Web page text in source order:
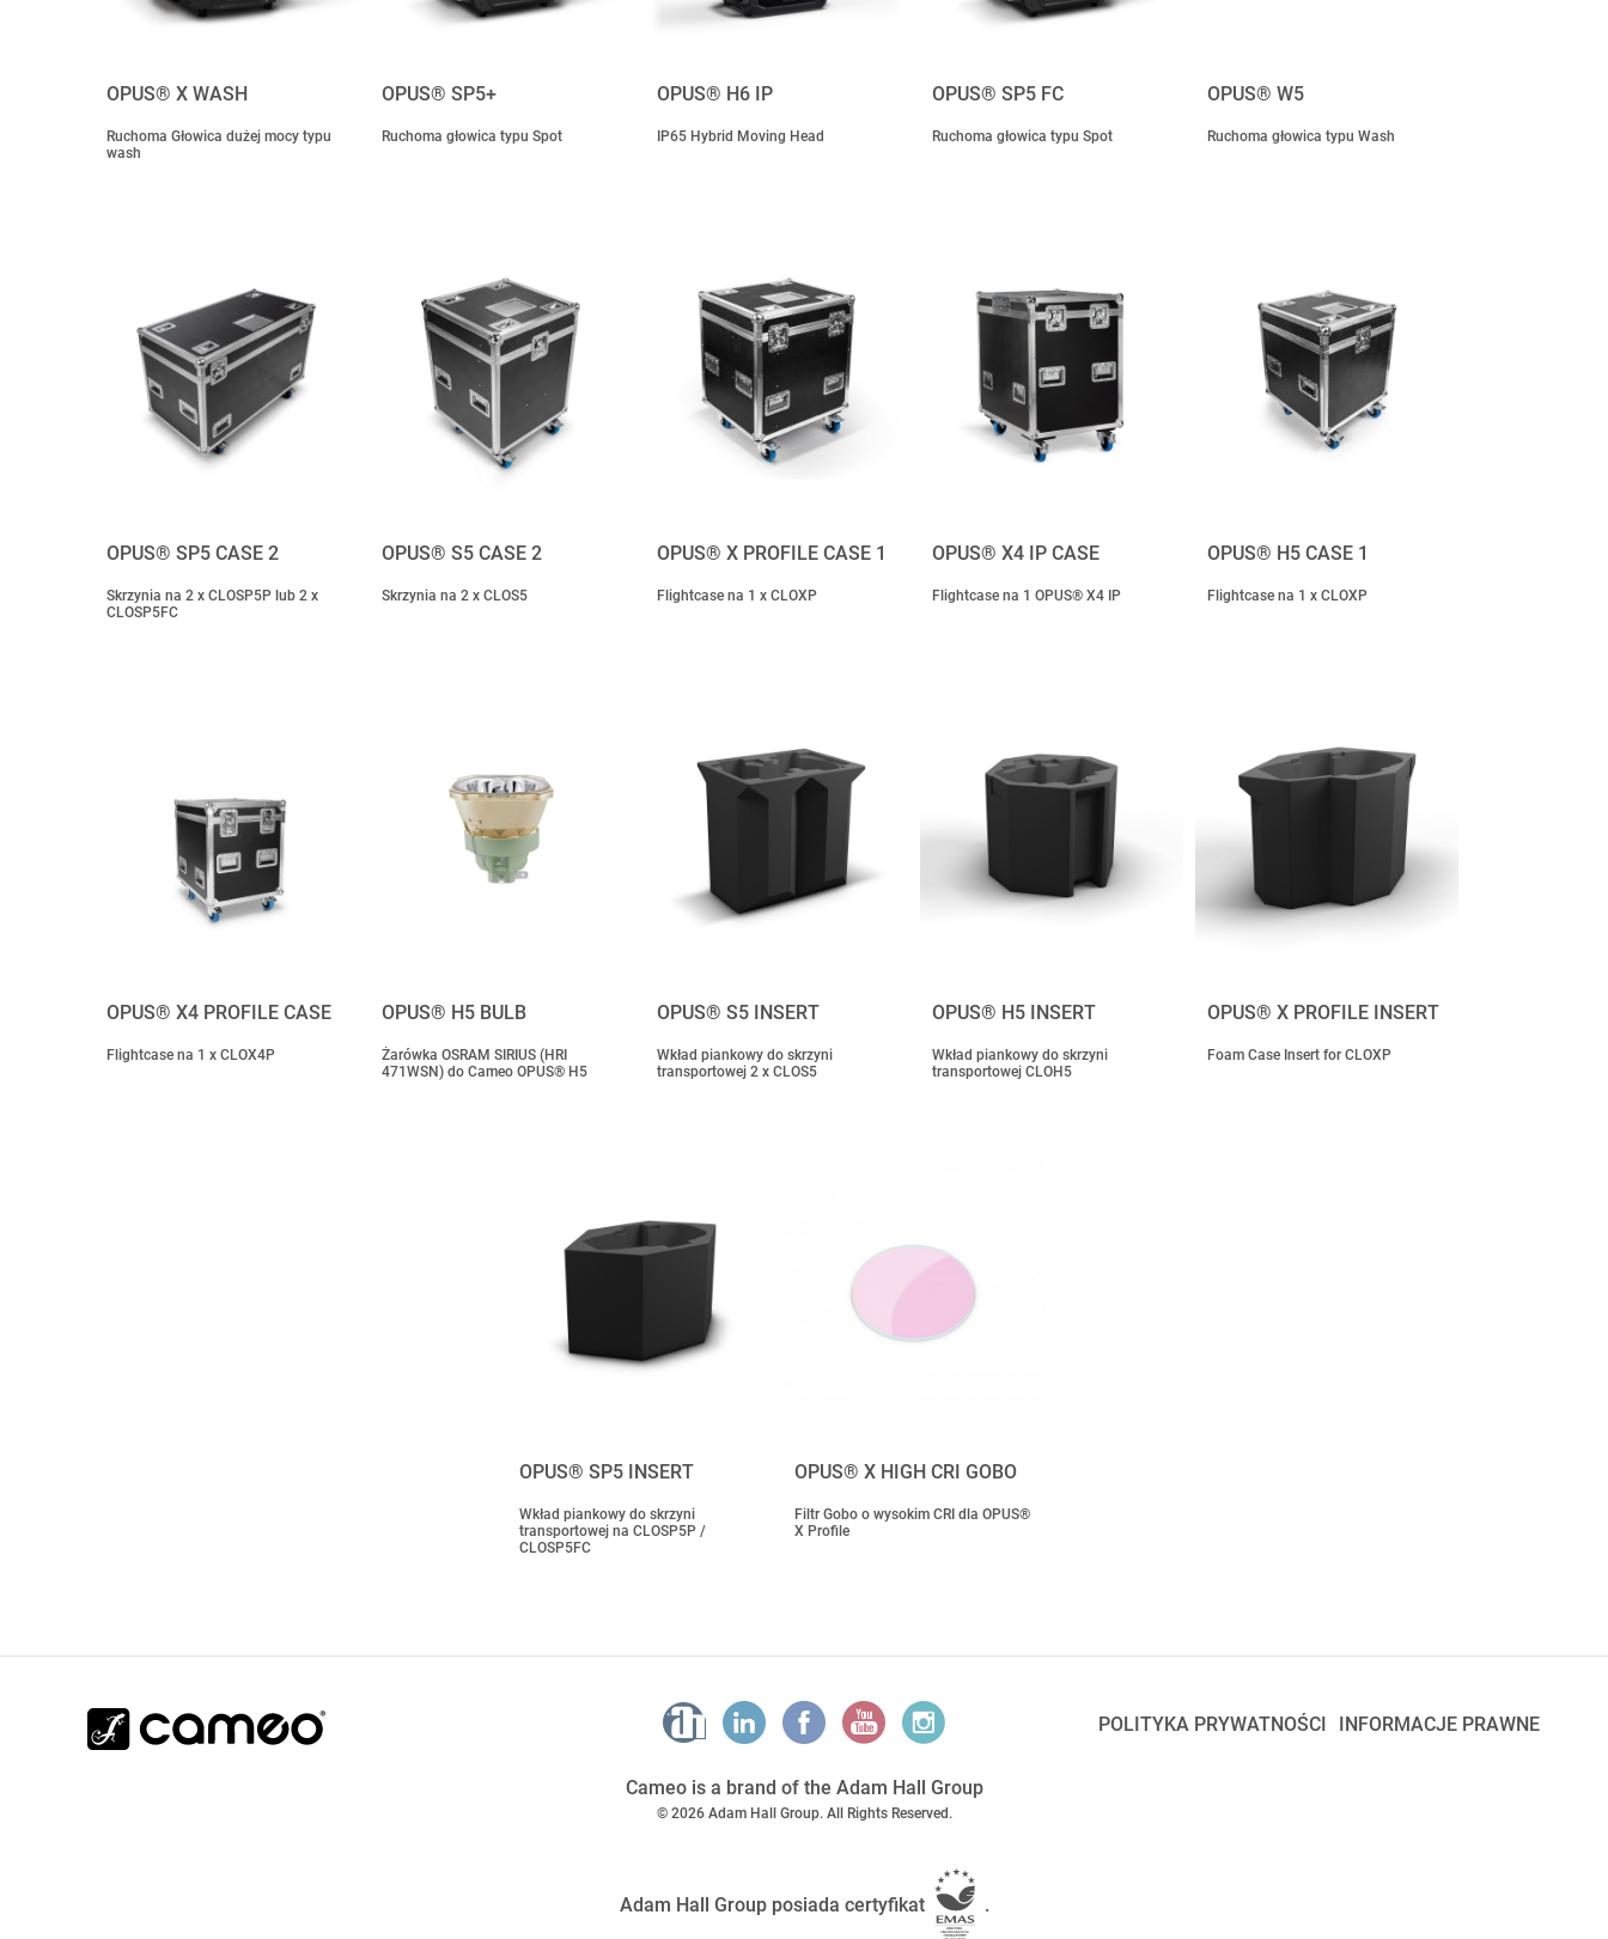
OPUS® X WASH
Ruchoma Głowica dużej mocy typu
wash
OPUS® SP5+
Ruchoma głowica typu Spot
OPUS® H6 IP
IP65 Hybrid Moving Head
OPUS® SP5 FC
Ruchoma głowica typu Spot
OPUS® W5
Ruchoma głowica typu Wash
OPUS® SP5 CASE 2
Skrzynia na 2 x CLOSP5P lub 2 x
CLOSP5FC
OPUS® S5 CASE 2
Skrzynia na 2 x CLOS5
OPUS® X PROFILE CASE 1
Flightcase na 1 x CLOXP
OPUS® X4 IP CASE
Flightcase na 1 OPUS® X4 IP
OPUS® H5 CASE 1
Flightcase na 1 x CLOXP
OPUS® X4 PROFILE CASE
Flightcase na 1 x CLOX4P
OPUS® H5 BULB
Żarówka OSRAM SIRIUS (HRI
471WSN) do Cameo OPUS® H5
OPUS® S5 INSERT
Wkład piankowy do skrzyni
transportowej 2 x CLOS5
OPUS® H5 INSERT
Wkład piankowy do skrzyni
transportowej CLOH5
OPUS® X PROFILE INSERT
Foam Case Insert for CLOXP
OPUS® SP5 INSERT
Wkład piankowy do skrzyni
transportowej na CLOSP5P /
CLOSP5FC
OPUS® X HIGH CRI GOBO
Filtr Gobo o wysokim CRI dla OPUS®
X Profile
POLITYKA PRYWATNOŚCI INFORMACJE PRAWNE
Cameo is a brand of the Adam Hall Group
© 2026 Adam Hall Group. All Rights Reserved.
Adam Hall Group posiada certyfikat .